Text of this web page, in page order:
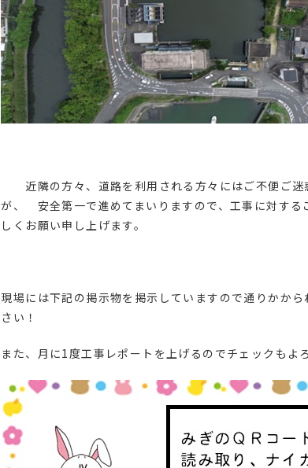
近隣の方々、道路を利用される方々にはご不便ご迷
が、 安全第一で進めてまいりますので、工事に対する
しくお願い申し上げます。
現場には下記の掲示物を掲示していますので通りかか
さい！
また、月に1度工事レポートを上げるのでチェックもよ